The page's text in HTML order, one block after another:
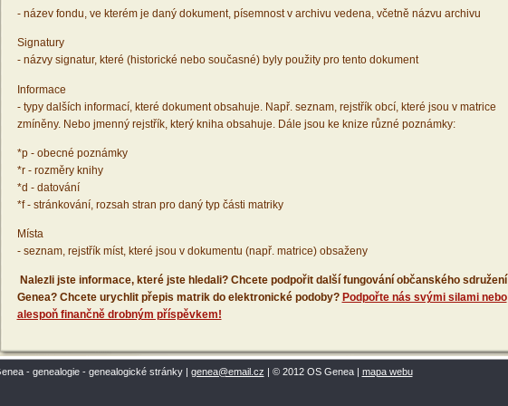
- název fondu, ve kterém je daný dokument, písemnost v archivu vedena, včetně názvu archivu
Signatury
- názvy signatur, které (historické nebo současné) byly použity pro tento dokument
Informace
- typy dalších informací, které dokument obsahuje. Např. seznam, rejstřík obcí, které jsou v matrice
zmíněny. Nebo jmenný rejstřík, který kniha obsahuje. Dále jsou ke knize různé poznámky:
*p - obecné poznámky
*r - rozměry knihy
*d - datování
*f - stránkování, rozsah stran pro daný typ části matriky
Místa
- seznam, rejstřík míst, které jsou v dokumentu (např. matrice) obsaženy
Nalezli jste informace, které jste hledali? Chcete podpořit další fungování občanského sdružení
Genea? Chcete urychlit přepis matrik do elektronické podoby? Podpořte nás svými silami nebo
alespoň finančně drobným příspěvkem!
- genealogie - genealogické stránky | genea@email.cz | © 2012 OS Genea | mapa webu